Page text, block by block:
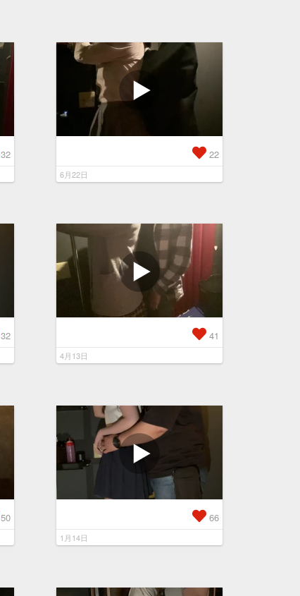
32 22
6月22日
32 41
4月13日
50 66
1月14日